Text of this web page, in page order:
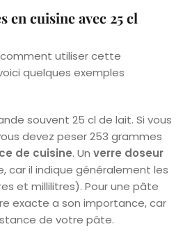
en cuisine avec 25 cl
utiliser cette
quelques exemples
souvent 25 cl de lait. Si vous
devez peser 253 grammes
de cuisine. Un verre doseur
car il indique généralement les
et millilitres). Pour une pâte
exacte a son importance, car
de votre pâte.